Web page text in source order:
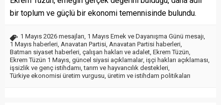
bir toplum ve güçlü bir ekonomi temennisinde bulundu.
1 Mayıs 2026 mesajları 1 Mayıs Emek ve Dayanışma Günü mesajı
1 Mayıs haberleri Anavatan Partisi Anavatan Partisi haberleri
Batman siyaset haberleri çalışan hakları ve adalet Ekrem Tüzün
Ekrem Tüzün 1 Mayıs güncel siyasi açıklamalar, işçi hakları açıklaması
işsizlik ve genç istihdamı ,tarım ve hayvancılık destekleri
Türkiye ekonomisi üretim vurgusu üretim ve istihdam politikaları